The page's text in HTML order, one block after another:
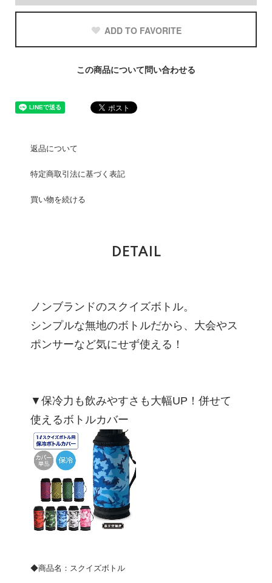
ADD TO FAVORITE
この商品について問い合わせる
返品について
特定商取引法に基づく表記
買い物を続ける
DETAIL
ノンブランドのスクイズボトル。
シンプルな無地のボトルだから、大会やス
ポンサーなど気にせず使える！
▼保冷力も飲みやすさも大幅UP！併せて
使えるボトルカバー
◆商品名：スクイズボトル